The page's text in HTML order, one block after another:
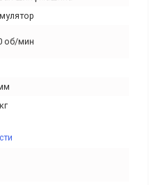
об/мин